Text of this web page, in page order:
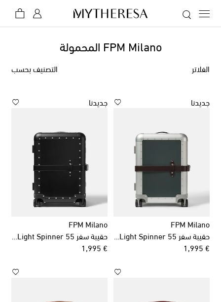
FPM Milano المحمولة
الفلاتر التصنيف بحسب
جديدنا
FPM Milano
حقيبة سفر x Globe-Trotter Bank Light Spinner 55
€ 1,995
original price
جديدنا
FPM Milano
حقيبة سفر x Globe-Trotter Bank Light Spinner 55
€ 1,995
original price